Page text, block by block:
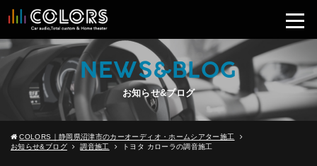
NEWS&BLOG
お知らせ&ブログ
COLORS｜静岡県沼津市のカーオーディオ・ホームシアター施工
お知らせ&ブログ
調音施工 トヨタ カローラの調音施工